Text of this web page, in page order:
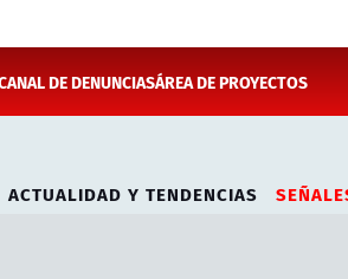
DE DENUNCIASÁREA DE PROYECTOS
ACTUALIDAD Y TENDENCIAS